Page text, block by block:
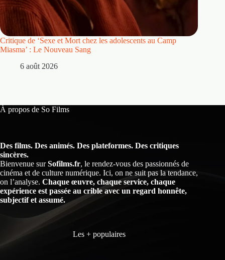
Critique de ‘Sexe et Mort chez les adolescents au Camp
Miasma’ : Le Nouveau Sang
6 août 2026
À propos de So Films
Des films. Des animés. Des plateformes. Des critiques
sincères.
Bienvenue surSofilms.fr, le rendez-vous des passionnés de
cinéma et de culture numérique. Ici, on ne suit pas la tendance,
on l’analyse. Chaque œuvre, chaque service, chaque
expérience est passée au crible avec un regard honnête,
subjectif et assumé.
Les + populaires